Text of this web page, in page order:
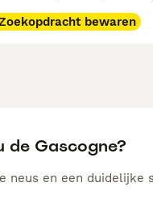
bewaren
de Gascogne?
neus en een